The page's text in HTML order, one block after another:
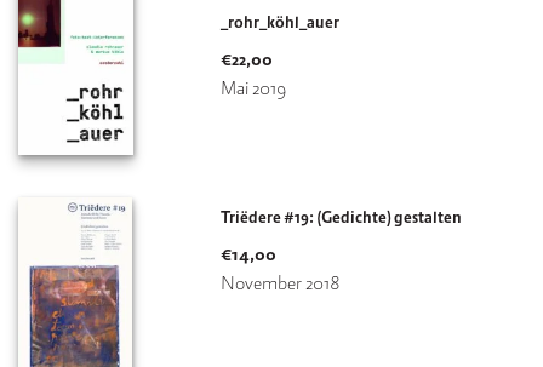
a
_rohr_köhl_auer
€22,00
Mai 2019
Triëdere #19: (Gedichte) gestalten
€14,00
November 2018